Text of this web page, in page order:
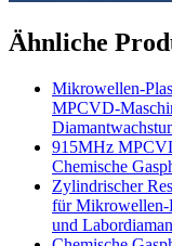
Ähnliche
Mikrowellen-
MPCVD-
915MHz
Chemische
Zylindrischer
für Mikrowellen-
und